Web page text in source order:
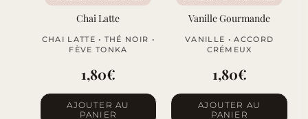
Chai Latte
CHAI LATTE • THÉ NOIR •
FÈVE TONKA
1,80€
AJOUTER AU
PANIER
Vanille Gourmande
VANILLE • ACCORD
CRÉMEUX
1,80€
AJOUTER AU
PANIER